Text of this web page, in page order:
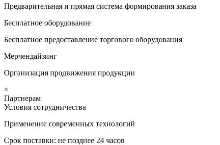
Предварительная и прямая система формирования заказа
Бесплатное оборудование
Бесплатное предоставление торгового оборудования
Мерчендайзинг
Организация продвижения продукции
×
Партнерам
Условия сотрудничества
Применение современных технологий
Срок поставки: не позднее 24 часов